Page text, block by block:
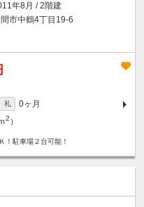
年8月 / 2階建
市中鶴4丁目19-6
礼
0ヶ月
2 ）
！駐車場２台可能！